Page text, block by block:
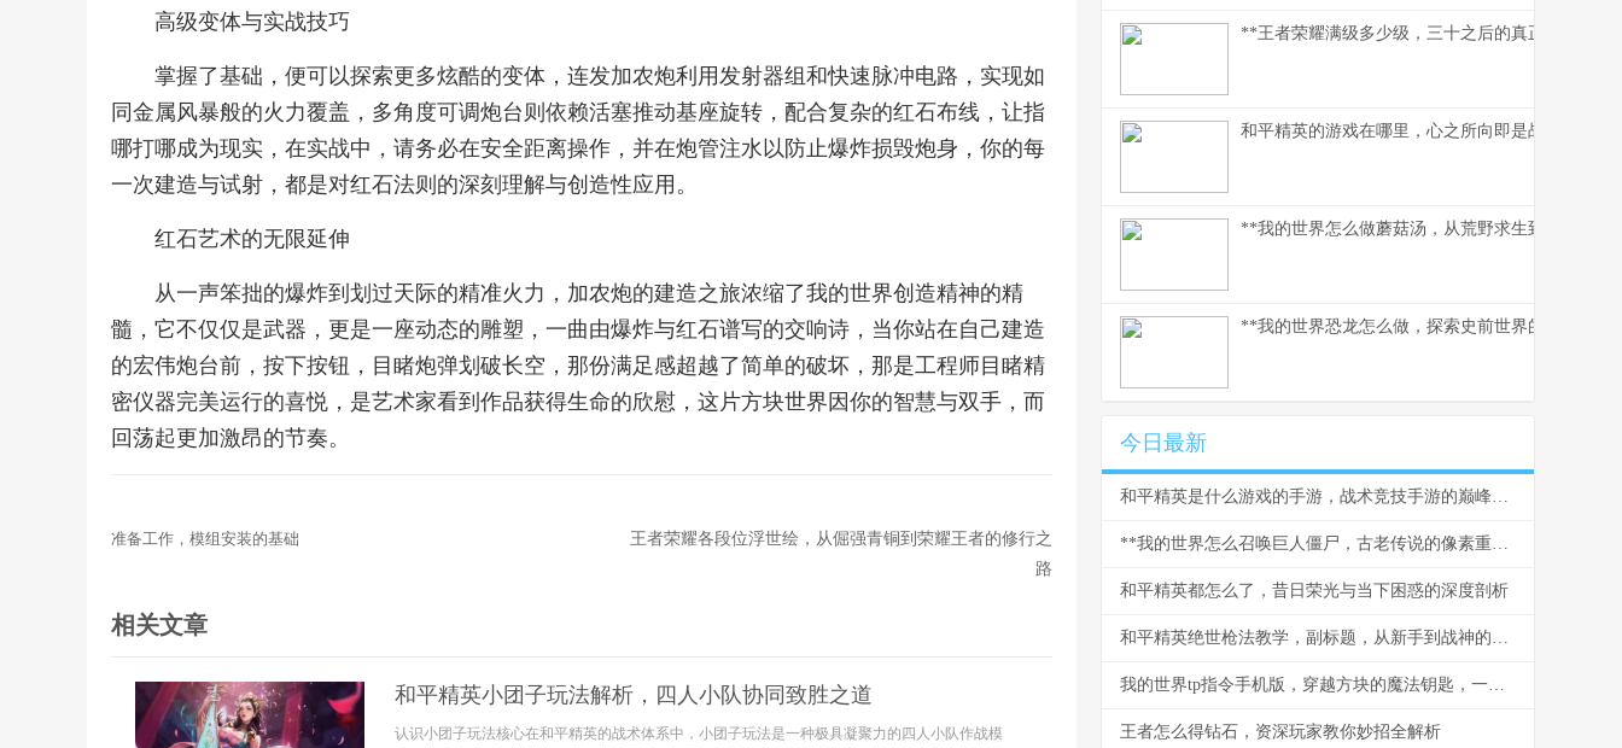
高级变体与实战技巧
掌握了基础，便可以探索更多炫酷的变体，连发加农炮利用发射器组和快速脉冲电路，实现如
同金属风暴般的火力覆盖，多角度可调炮台则依赖活塞推动基座旋转，配合复杂的红石布线，让指
哪打哪成为现实，在实战中，请务必在安全距离操作，并在炮管注水以防止爆炸损毁炮身，你的每
一次建造与试射，都是对红石法则的深刻理解与创造性应用。
红石艺术的无限延伸
从一声笨拙的爆炸到划过天际的精准火力，加农炮的建造之旅浓缩了我的世界创造精神的精
髓，它不仅仅是武器，更是一座动态的雕塑，一曲由爆炸与红石谱写的交响诗，当你站在自己建造
的宏伟炮台前，按下按钮，目睹炮弹划破长空，那份满足感超越了简单的破坏，那是工程师目睹精
密仪器完美运行的喜悦，是艺术家看到作品获得生命的欣慰，这片方块世界因你的智慧与双手，而
回荡起更加激昂的节奏。
准备工作，模组安装的基础
王者荣耀各段位浮世绘，从倔强青铜到荣耀王者的修行之
路
相关文章
和平精英小团子玩法解析，四人小队协同致胜之道
认识小团子玩法核心在和平精英的战术体系中，小团子玩法是一种极具凝聚力的四人小队作战模
**王者荣耀满级多少级，三十之后的真正征途**
和平精英的游戏在哪里，心之所向即是战场，副标
**我的世界怎么做蘑菇汤，从荒野求生到精致烹饪
**我的世界恐龙怎么做，探索史前世界的模组之旅
今日最新
和平精英是什么游戏的手游，战术竞技手游的巅峰之作
**我的世界怎么召唤巨人僵尸，古老传说的像素重现**
和平精英都怎么了，昔日荣光与当下困惑的深度剖析
和平精英绝世枪法教学，副标题，从新手到战神的精准之道
我的世界tp指令手机版，穿越方块的魔法钥匙，一段关于空间与创造的奇幻之旅
王者怎么得钻石，资深玩家教你妙招全解析